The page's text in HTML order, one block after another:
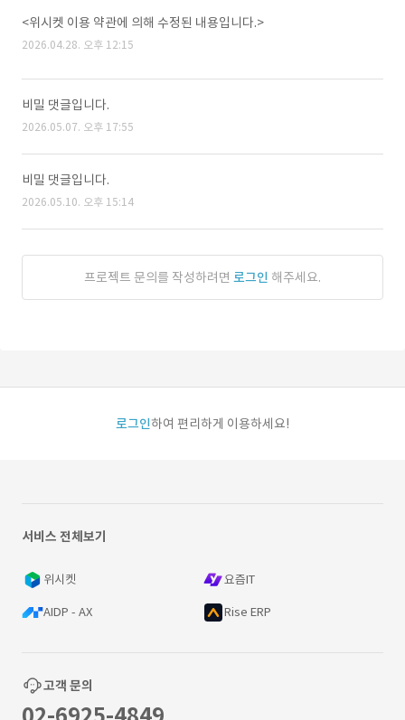
<위시켓 이용 약관에 의해 수정된 내용입니다.>
2026.04.28. 오후 12:15
비밀 댓글입니다.
2026.05.07. 오후 17:55
비밀 댓글입니다.
2026.05.10. 오후 15:14
프로젝트 문의를 작성하려면 로그인 해주세요.
로그인하여 편리하게 이용하세요!
서비스 전체보기
위시켓 요즘IT
AIDP - AX Rise ERP
고객 문의